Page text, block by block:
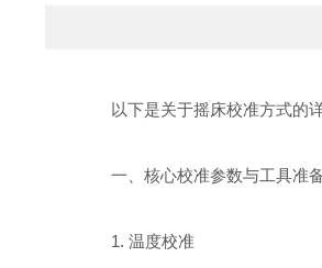
以下是关于摇床校准方式的详
一、核心校准参数与工具准
1. 温度校准